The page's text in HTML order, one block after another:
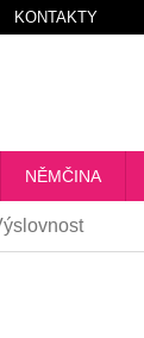
KONTAKTY
NĚMČINA